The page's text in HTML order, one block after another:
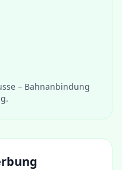
– Bahnanbindung